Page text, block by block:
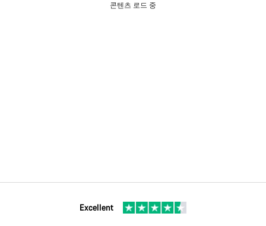
콘텐츠 로드 중
Excellent